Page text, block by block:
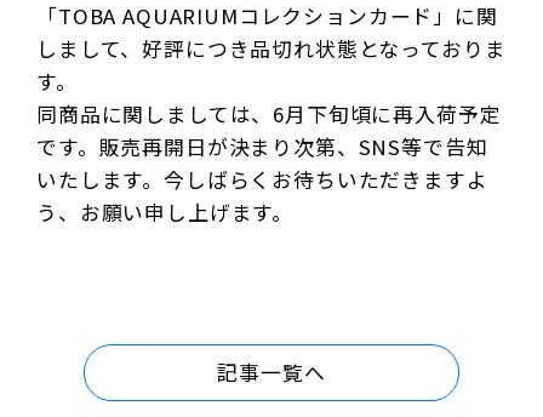
「TOBA AQUARIUMコレクションカード」に関
しまして、好評につき品切れ状態となっておりま
す。
同商品に関しましては、6月下旬頃に再入荷予定
です。販売再開日が決まり次第、SNS等で告知
いたします。今しばらくお待ちいただきますよ
う、お願い申し上げます。
記事一覧へ